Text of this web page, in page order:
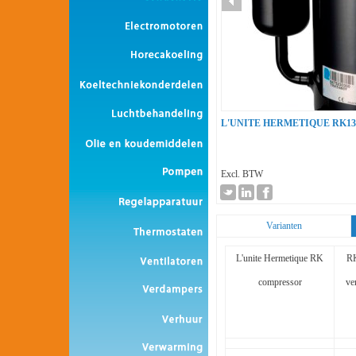
L'UNITE HERMETIQUE
Excl. BTW
Varianten
L'unite Hermetique RK
compressor